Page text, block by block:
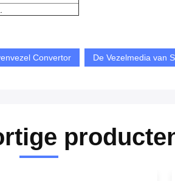
Convertor De Vezelmedia van